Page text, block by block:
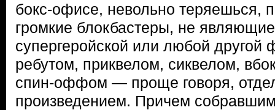
бокс-офисе, невольно теряешься,
громкие блокбастеры, не
супергеройской или любой
ребутом, приквелом, сиквелом,
спин-оффом — проще говоря,
произведением. Причем